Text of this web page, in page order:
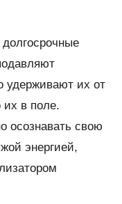
удерживают их от
их в поле.
осознавать свою
энергией,